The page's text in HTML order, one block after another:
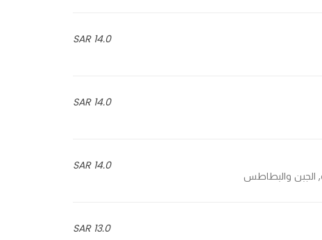
14.0 SAR
14.0 SAR
14.0 SAR
13.0 SAR